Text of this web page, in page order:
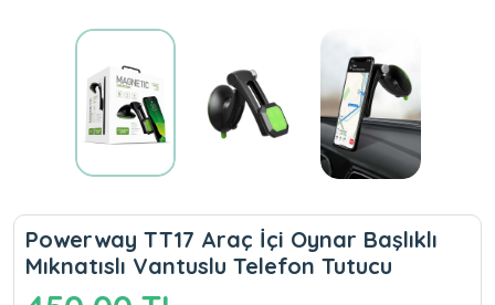
Powerway TT17 Araç İçi Oynar Başlıklı
Mıknatıslı Vantuslu Telefon Tutucu